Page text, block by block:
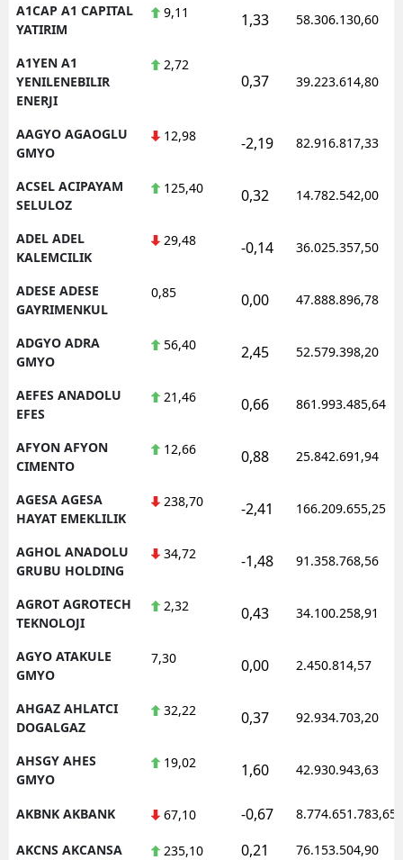
A1CAP A1 CAPITAL
YATIRIM
9,11 1,33 58.306.130,60
A1YEN A1
YENILENEBILIR
ENERJI
2,72
0,37 39.223.614,80
AAGYO AGAOGLU
GMYO
12,98 -2,19 82.916.817,33
ACSEL ACIPAYAM
SELULOZ
125,40 0,32 14.782.542,00
ADEL ADEL
KALEMCILIK
29,48 -0,14 36.025.357,50
ADESE ADESE
GAYRIMENKUL
0,85 0,00 47.888.896,78
ADGYO ADRA
GMYO
56,40 2,45 52.579.398,20
AEFES ANADOLU
EFES
21,46 0,66 861.993.485,64
AFYON AFYON
CIMENTO
12,66 0,88 25.842.691,94
AGESA AGESA
HAYAT EMEKLILIK
238,70 -2,41 166.209.655,25
AGHOL ANADOLU
GRUBU HOLDING
34,72 -1,48 91.358.768,56
AGROT AGROTECH
TEKNOLOJI
2,32 0,43 34.100.258,91
AGYO ATAKULE
GMYO
7,30 0,00 2.450.814,57
AHGAZ AHLATCI
DOGALGAZ
32,22 0,37 92.934.703,20
AHSGY AHES
GMYO
19,02 1,60 42.930.943,63
AKBNK AKBANK 67,10 -0,67 8.774.651.783,65
AKCNS AKCANSA 235,10 0,21 76.153.504,90